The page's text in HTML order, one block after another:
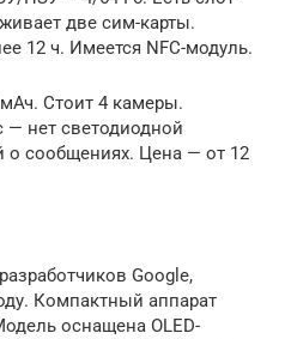
две сим-карты.
12 ч. Имеется NFC-модуль.
Стоит 4 камеры.
нет светодиодной
сообщениях. Цена — от 12
Google,
Компактный аппарат
оснащена OLED-